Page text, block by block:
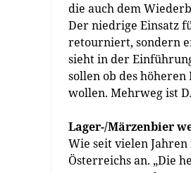
die auch dem
Der niedrige Einsatz
retourniert, sondern
sieht in der
sollen ob des
wollen. Mehrweg ist
Lager-/Märzenbier
Wie seit vielen
Österreichs an. „Die